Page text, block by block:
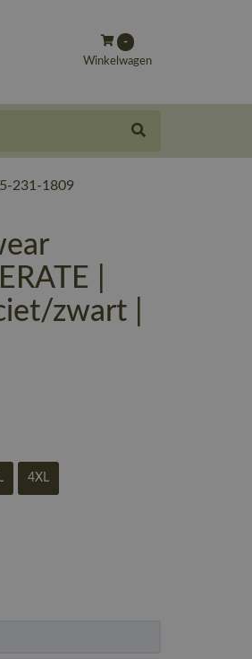
-
Winkelwagen
231-1809
|
zwart |
4XL